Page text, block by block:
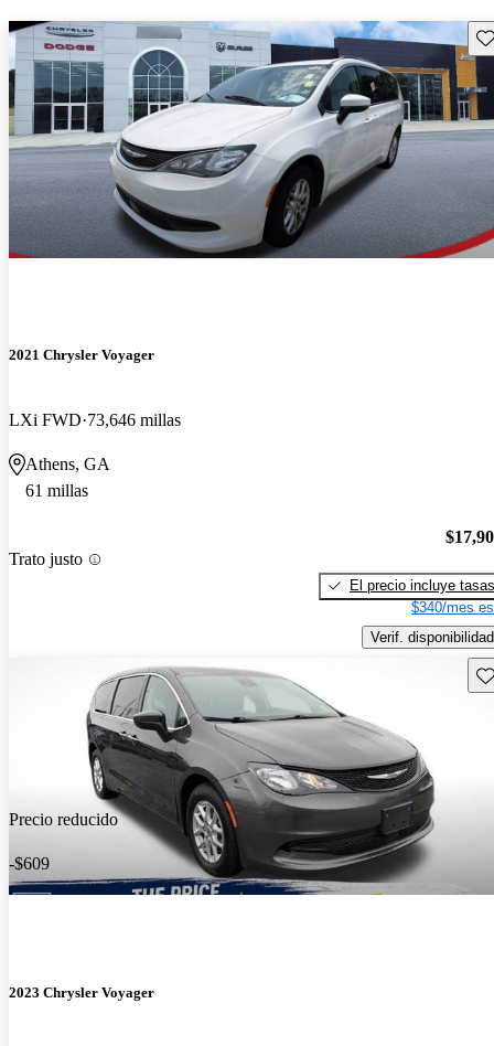
2021 Chrysler Voyager
LXi FWD 73,646 millas
Athens, GA
61 millas
Trato justo
El precio incluye tasas
$340/mes
Verif. disponibilidad
Precio reducido
-$609
2023 Chrysler Voyager